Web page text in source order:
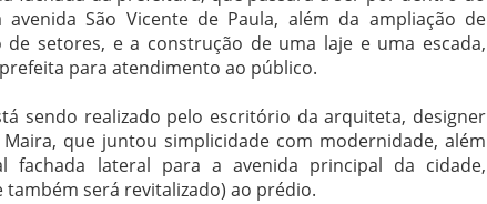
São Vicente de Paula, além da ampliação de
setores, e a construção de uma laje e uma escada,
para atendimento ao público.
sendo realizado pelo escritório da arquiteta, designer
que juntou simplicidade com modernidade, além
fachada lateral para a avenida principal da cidade,
será revitalizado) ao prédio.